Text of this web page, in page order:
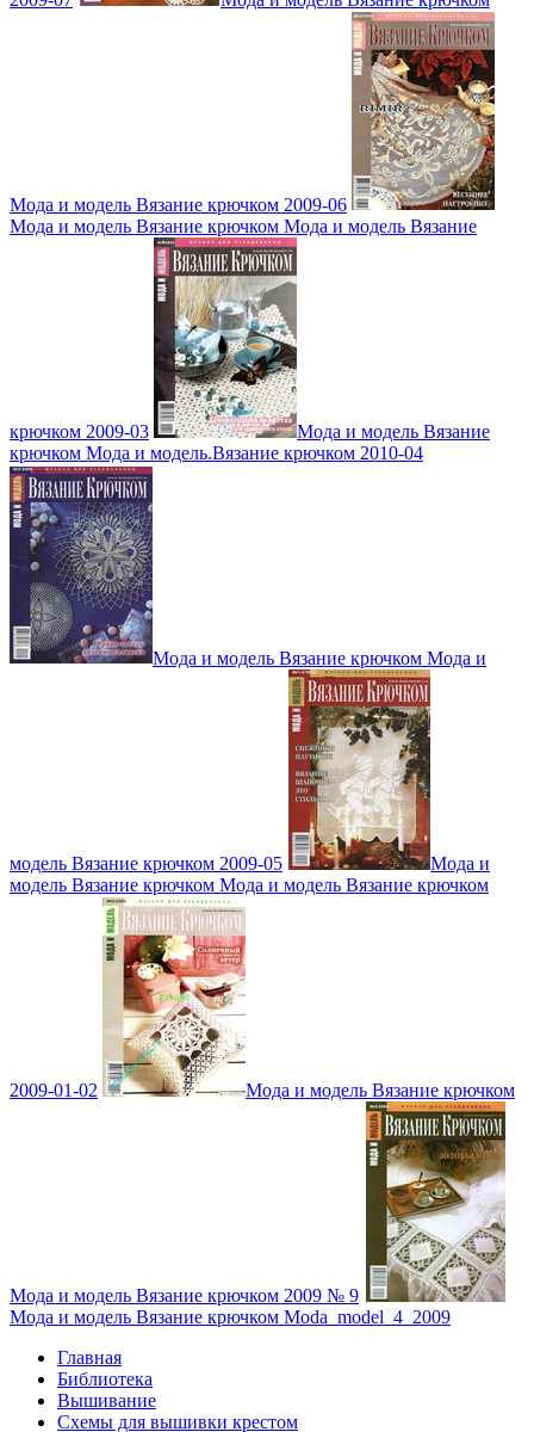
Мода и модель Вязание крючком 2009-06
Мода и модель Вязание крючком Мода и модель Вязание
крючком 2009-03
Мода и модель Вязание
крючком Мода и модель.Вязание крючком 2010-04
Мода и модель Вязание крючком Мода и
модель Вязание крючком 2009-05
Мода и
модель Вязание крючком Мода и модель Вязание крючком
2009-01-02 Мода и модель Вязание крючком
Мода и модель Вязание крючком 2009 № 9
Мода и модель Вязание крючком Moda_model_4_2009
Главная
Библиотека
Вышивание
Схемы для вышивки крестом